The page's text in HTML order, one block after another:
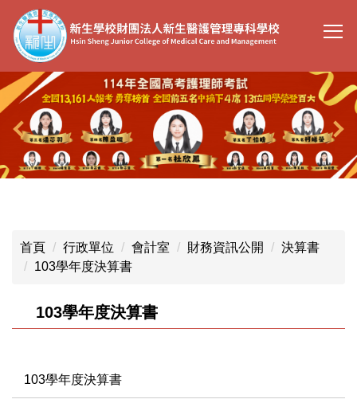
到
主
要
內
容
區
首頁 行政單位 會計室 財務資訊公開
決算書
103學年度決算書
103學年度決算書
103學年度決算書